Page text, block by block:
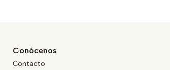
Conócenos
Contacto